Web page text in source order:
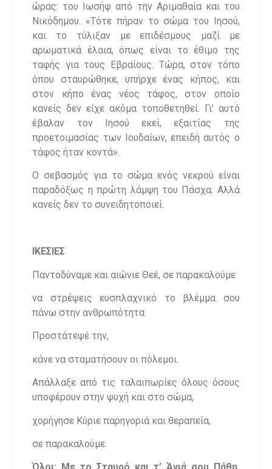
ώρας: του Ιωσήφ από την Αριμαθαία και του
Νικόδημου. «Τότε πήραν το σώμα του Ιησού,
και το τύλιξαν με επιδέσμους μαζί με
αρωματικά έλαια, όπως είναι το έθιμο της
ταφής για τους Εβραίους. Τώρα, στον τόπο
όπου σταυρώθηκε, υπήρχε ένας κήπος, και
στον κήπο ένας νέος τάφος, στον οποίο
κανείς δεν είχε ακόμα τοποθετηθεί. Γι’ αυτό
έβαλαν τον Ιησού εκεί, εξαιτίας της
προετοιμασίας των Ιουδαίων, επειδή αυτός ο
τάφος ήταν κοντά».
Ο σεβασμός για το σώμα ενός νεκρού είναι
παραδόξως η πρώτη λάμψη του Πάσχα. Αλλά
κανείς δεν το συνειδητοποιεί.
ΙΚΕΣΙΕΣ
Παντοδύναμε και αιώνιε Θεέ, σε παρακαλούμε
να στρέψεις ευσπλαχνικό το βλέμμα σου
πάνω στην ανθρωπότητα.
Προστάτεψέ την,
κάνε να σταματήσουν οι πόλεμοι.
Απάλλαξε από τις ταλαιπωρίες όλους όσους
υποφέρουν στην ψυχή και στο σώμα,
χορήγησε Κύριε παρηγοριά και θεραπεία,
σε παρακαλούμε.